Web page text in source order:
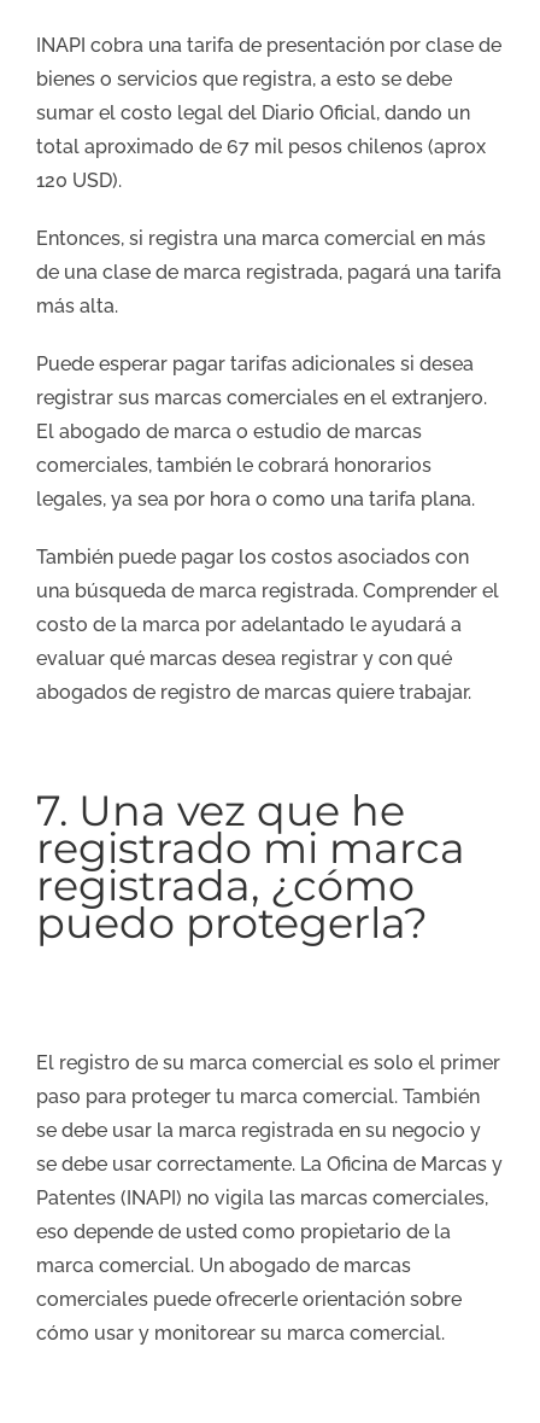
INAPI cobra una tarifa de presentación por clase de
bienes o servicios que registra, a esto se debe
sumar el costo legal del Diario Oficial, dando un
total aproximado de 67 mil pesos chilenos (aprox
120 USD).
Entonces, si registra una marca comercial en más
de una clase de marca registrada, pagará una tarifa
más alta.
Puede esperar pagar tarifas adicionales si desea
registrar sus marcas comerciales en el extranjero.
El abogado de marca o estudio de marcas
comerciales, también le cobrará honorarios
legales, ya sea por hora o como una tarifa plana.
También puede pagar los costos asociados con
una búsqueda de marca registrada. Comprender el
costo de la marca por adelantado le ayudará a
evaluar qué marcas desea registrar y con qué
abogados de registro de marcas quiere trabajar.
7. Una vez que he
registrado mi marca
registrada, ¿cómo
puedo protegerla?
El registro de su marca comercial es solo el primer
paso para proteger tu marca comercial. También
se debe usar la marca registrada en su negocio y
se debe usar correctamente. La Oficina de Marcas y
Patentes (INAPI) no vigila las marcas comerciales,
eso depende de usted como propietario de la
marca comercial. Un abogado de marcas
comerciales puede ofrecerle orientación sobre
cómo usar y monitorear su marca comercial.